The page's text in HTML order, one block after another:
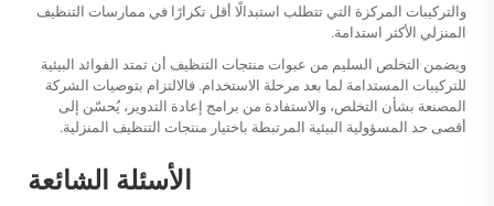
والتركيبات المركزة التي تتطلب استبدالًا أقل تكرارًا في ممارسات التنظيف
المنزلي الأكثر استدامة.
ويضمن التخلص السليم من عبوات منتجات التنظيف أن تمتد الفوائد البيئية
للتركيبات المستدامة لما بعد مرحلة الاستخدام. فالالتزام بتوصيات الشركة
المصنعة بشأن التخلص، والاستفادة من برامج إعادة التدوير، يُحسّن إلى
أقصى حد المسؤولية البيئية المرتبطة باختيار منتجات التنظيف المنزلية.
الأسئلة الشائعة